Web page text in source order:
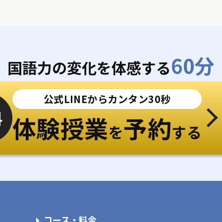
国語力の変化を体感する60分
公式LINEからカンタン30秒
体験授業を予約する